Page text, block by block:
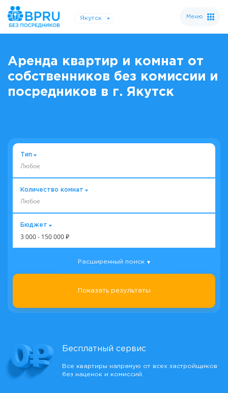
Якутск Меню
Аренда квартир и комнат от
собственников без комиссии и
посредников в г. Якутск
Тип
Любое
Количество комнат
Любое
Бюджет
3 000- 150 000 ₽
Показать результаты
Расширенный поиск
Бесплатный сервис
Все квартиры напрямую от всех застройщиков
без наценок и комиссий.